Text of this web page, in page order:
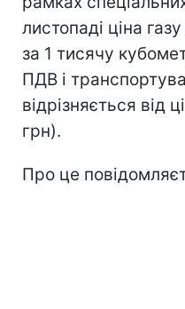
листопаді ціна
за 1 тисячу
ПДВ і
відрізняється від
грн).
Про це